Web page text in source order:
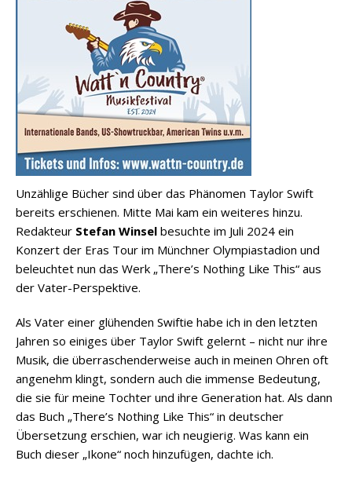
Unzählige Bücher sind über das Phänomen Taylor Swift
bereits erschienen. Mitte Mai kam ein weiteres hinzu.
Redakteur Stefan Winsel besuchte im Juli 2024 ein
Konzert der Eras Tour im Münchner Olympiastadion und
beleuchtet nun das Werk „There’s Nothing Like This“ aus
der Vater-Perspektive.
Als Vater einer glühenden Swiftie habe ich in den letzten
Jahren so einiges über Taylor Swift gelernt – nicht nur ihre
Musik, die überraschenderweise auch in meinen Ohren oft
angenehm klingt, sondern auch die immense Bedeutung,
die sie für meine Tochter und ihre Generation hat. Als dann
das Buch „There’s Nothing Like This“ in deutscher
Übersetzung erschien, war ich neugierig. Was kann ein
Buch dieser „Ikone“ noch hinzufügen, dachte ich.